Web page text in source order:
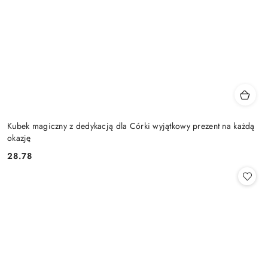
Kubek magiczny z dedykacją dla Córki wyjątkowy prezent na każdą
okazję
Cena:
28.78